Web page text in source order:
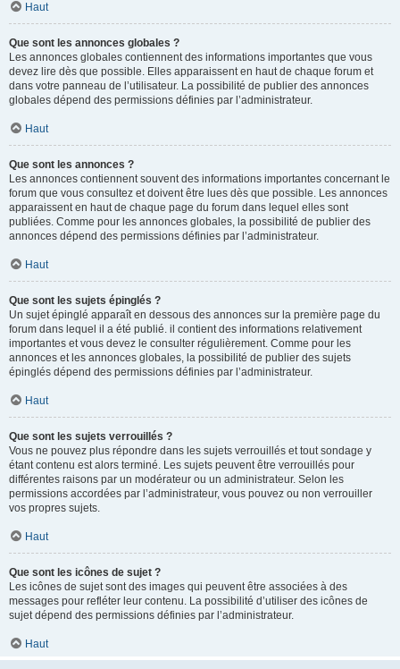
Haut
Que sont les annonces globales ?
Les annonces globales contiennent des informations importantes que vous
devez lire dès que possible. Elles apparaissent en haut de chaque forum et
dans votre panneau de l’utilisateur. La possibilité de publier des annonces
globales dépend des permissions définies par l’administrateur.
Haut
Que sont les annonces ?
Les annonces contiennent souvent des informations importantes concernant le
forum que vous consultez et doivent être lues dès que possible. Les annonces
apparaissent en haut de chaque page du forum dans lequel elles sont
publiées. Comme pour les annonces globales, la possibilité de publier des
annonces dépend des permissions définies par l’administrateur.
Haut
Que sont les sujets épinglés ?
Un sujet épinglé apparaît en dessous des annonces sur la première page du
forum dans lequel il a été publié. il contient des informations relativement
importantes et vous devez le consulter régulièrement. Comme pour les
annonces et les annonces globales, la possibilité de publier des sujets
épinglés dépend des permissions définies par l’administrateur.
Haut
Que sont les sujets verrouillés ?
Vous ne pouvez plus répondre dans les sujets verrouillés et tout sondage y
étant contenu est alors terminé. Les sujets peuvent être verrouillés pour
différentes raisons par un modérateur ou un administrateur. Selon les
permissions accordées par l’administrateur, vous pouvez ou non verrouiller
vos propres sujets.
Haut
Que sont les icônes de sujet ?
Les icônes de sujet sont des images qui peuvent être associées à des
messages pour refléter leur contenu. La possibilité d’utiliser des icônes de
sujet dépend des permissions définies par l’administrateur.
Haut